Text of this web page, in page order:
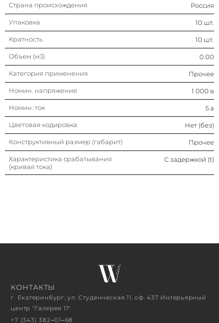
Страна происхождения Россия
Упаковка 10 шт.
Кратность 10 шт.
Объем (м3) 0.00
Категория применения Прочее
Номин. напряжение 1 000 в
Номин. ток 5 а
Цветовая кодировка Нет (без)
Конструктивный размер (габарит) Прочее
Характеристика срабатывания
(кривая тока)
С задержкой (t)
КОНТАКТЫ
г. Екатеринбург, ул. Студенческая 11, оф. 437 Интерьерный
центр "Галерея 11"
+7 (343) 382‒01‒68